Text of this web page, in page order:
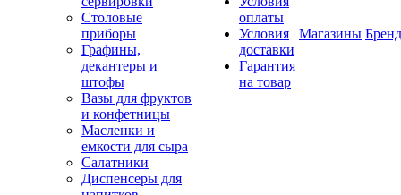
Столовые
приборы
Графины,
декантеры и
штофы
Вазы для фруктов
и конфетницы
Масленки и
емкости для сыра
Салатники
Диспенсеры для
оплаты
Условия
доставки
Гарантия
на товар
Магазины